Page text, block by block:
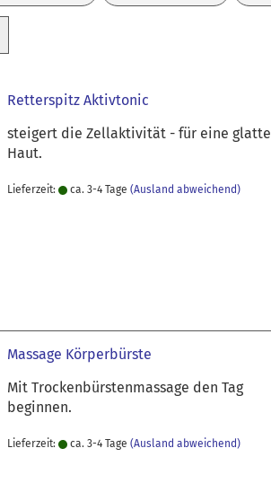
Retterspitz Aktivtonic
steigert die Zellaktivität - für eine glatte
Haut.
Lieferzeit: ca. 3-4 Tage (Ausland abweichend)
Massage Körperbürste
Mit Trockenbürstenmassage den Tag
beginnen.
Lieferzeit: ca. 3-4 Tage (Ausland abweichend)